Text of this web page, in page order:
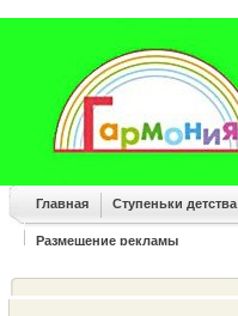
Главная Ступеньки детства
Размещение рекламы